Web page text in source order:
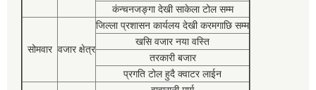
कंन्चनजङ्गा देखी साकेला टोल सम्म
सोमवार वजार क्षेत्र
जिल्ला प्रशासन कार्यलय देखी करमगाछि सम्म
खसि वजार नया वस्ति
तरकारी बजार
प्रगति टोल हुदै क्वाटर लाईन